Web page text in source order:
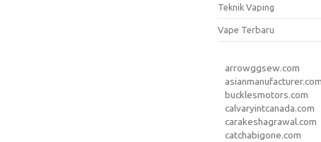
Teknik Vaping
Vape Terbaru
arrowggsew.com
asianmanufacturer.com
bucklesmotors.com
calvaryintcanada.com
carakeshagrawal.com
catchabigone.com